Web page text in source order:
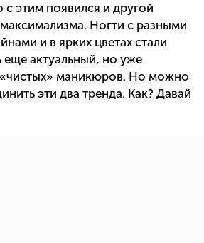
этим появился и другой
Ногти с разными
и в ярких цветах стали
еще актуальный, но уже
маникюров. Но можно
эти два тренда. Как? Давай